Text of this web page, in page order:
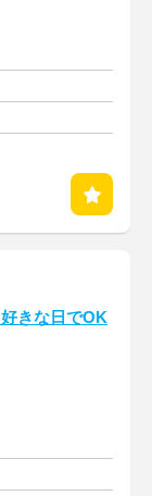
きな日でOK